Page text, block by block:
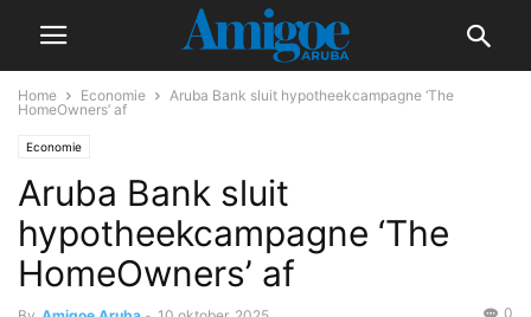
Home Economie
Aruba Bank sluit hypotheekcampagne ‘The
HomeOwners’ af
Economie
Aruba Bank sluit
hypotheekcampagne ‘The
HomeOwners’ af
0